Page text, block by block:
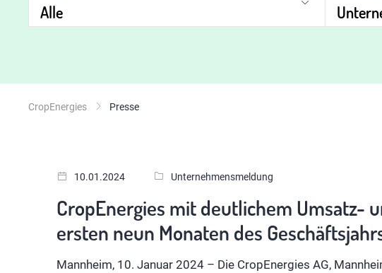
Alle
CropEnergies Presse
10.01.2024 Unternehmensmeldung
CropEnergies mit deutlichem Umsatz-
ersten neun Monaten des
Mannheim, 10. Januar 2024 – Die CropEnergies AG,